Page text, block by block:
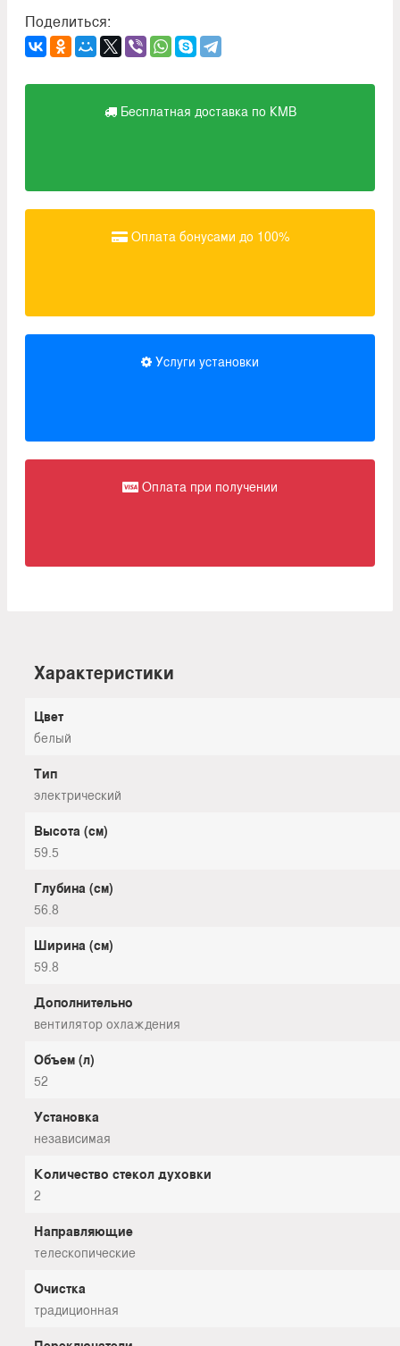
Поделиться:
Бесплатная доставка по КМВ
Оплата бонусами до 100%
Услуги установки
Оплата при получении
Характеристики
Цвет
белый
Тип
электрический
Высота (см)
59.5
Глубина (см)
56.8
Ширина (см)
59.8
Дополнительно
вентилятор охлаждения
Объем (л)
52
Установка
независимая
Количество стекол духовки
2
Направляющие
телескопические
Очистка
традиционная